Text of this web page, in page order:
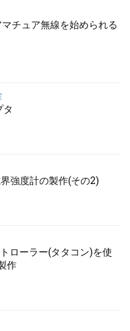
チュア無線を始められる
タ
強度計の製作(その2)
ローラー(タタコン)を使
作